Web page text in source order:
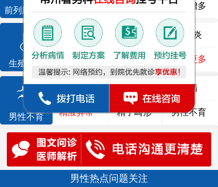
前列腺疾病 前列腺增生 排尿不畅 夜尿增多
生殖感染
龟头炎 睾丸炎 尿道炎
尿相关 泌尿感染 了解更多
男性不育
死精 少精 弱精
精液异常 精子畸形 男性不育
男性热点问题关注